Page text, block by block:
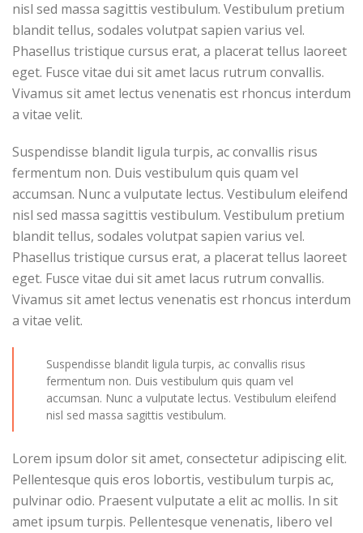
nisl sed massa sagittis vestibulum. Vestibulum pretium
blandit tellus, sodales volutpat sapien varius vel.
Phasellus tristique cursus erat, a placerat tellus laoreet
eget. Fusce vitae dui sit amet lacus rutrum convallis.
Vivamus sit amet lectus venenatis est rhoncus interdum
a vitae velit.
Suspendisse blandit ligula turpis, ac convallis risus
fermentum non. Duis vestibulum quis quam vel
accumsan. Nunc a vulputate lectus. Vestibulum eleifend
nisl sed massa sagittis vestibulum. Vestibulum pretium
blandit tellus, sodales volutpat sapien varius vel.
Phasellus tristique cursus erat, a placerat tellus laoreet
eget. Fusce vitae dui sit amet lacus rutrum convallis.
Vivamus sit amet lectus venenatis est rhoncus interdum
a vitae velit.
Suspendisse blandit ligula turpis, ac convallis risus
fermentum non. Duis vestibulum quis quam vel
accumsan. Nunc a vulputate lectus. Vestibulum eleifend
nisl sed massa sagittis vestibulum.
Lorem ipsum dolor sit amet, consectetur adipiscing elit.
Pellentesque quis eros lobortis, vestibulum turpis ac,
pulvinar odio. Praesent vulputate a elit ac mollis. In sit
amet ipsum turpis. Pellentesque venenatis, libero vel